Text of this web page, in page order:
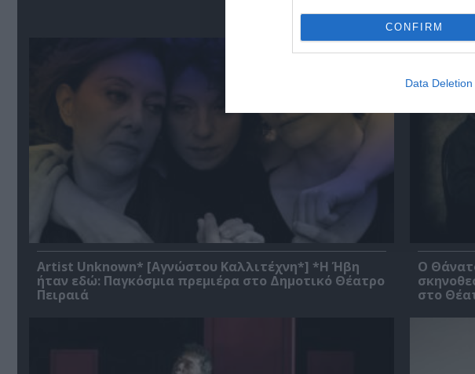
CONFIRM
Data Deletion
Artist Unknown* [Αγνώστου Καλλιτέχνη*] *Η Ήβη
ήταν εδώ: Παγκόσμια πρεμιέρα στο Δημοτικό Θέατρο
Πειραιά
Ο
στο